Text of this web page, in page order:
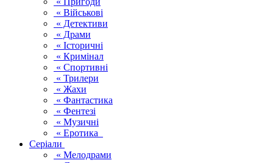
« Військові
« Детективи
« Драми
« Історичні
« Кримінал
« Спортивні
« Трилери
« Жахи
« Фантастика
« Фентезі
« Музичні
« Еротика
Серіали
« Мелодрами